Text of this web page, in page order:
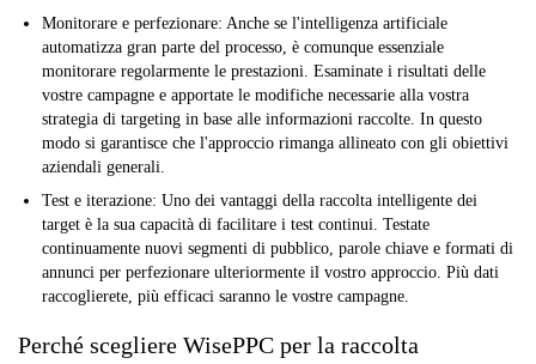
Monitorare e perfezionare: Anche se l'intelligenza artificiale
automatizza gran parte del processo, è comunque essenziale
monitorare regolarmente le prestazioni. Esaminate i risultati delle
vostre campagne e apportate le modifiche necessarie alla vostra
strategia di targeting in base alle informazioni raccolte. In questo
modo si garantisce che l'approccio rimanga allineato con gli obiettivi
aziendali generali.
Test e iterazione: Uno dei vantaggi della raccolta intelligente dei
target è la sua capacità di facilitare i test continui. Testate
continuamente nuovi segmenti di pubblico, parole chiave e formati di
annunci per perfezionare ulteriormente il vostro approccio. Più dati
raccoglierete, più efficaci saranno le vostre campagne.
Perché scegliere WisePPC per la raccolta